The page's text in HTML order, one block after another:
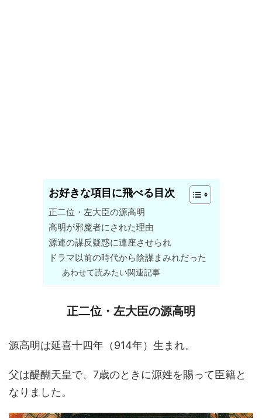
お好きな項目に飛べる目次
正二位・左大臣の源高明
高明が邪魔者にされた理由
源連の謀反疑惑に連座させられ
ドラマ以前の時代から陰謀まみれだった
あわせて読みたい関連記事
正二位・左大臣の源高明
源高明は延喜十四年（914年）生まれ。
父は醍醐天皇で、7歳のときに源姓を賜って臣籍と
なりました。